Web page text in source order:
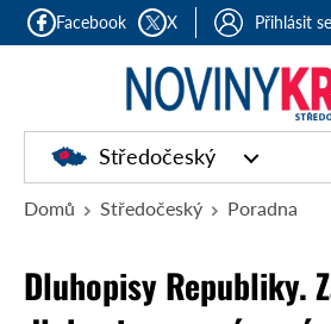
Facebook X Přihlásit se
Středočeský
Domů Středočeský Poradna
Dluhopisy Republiky.